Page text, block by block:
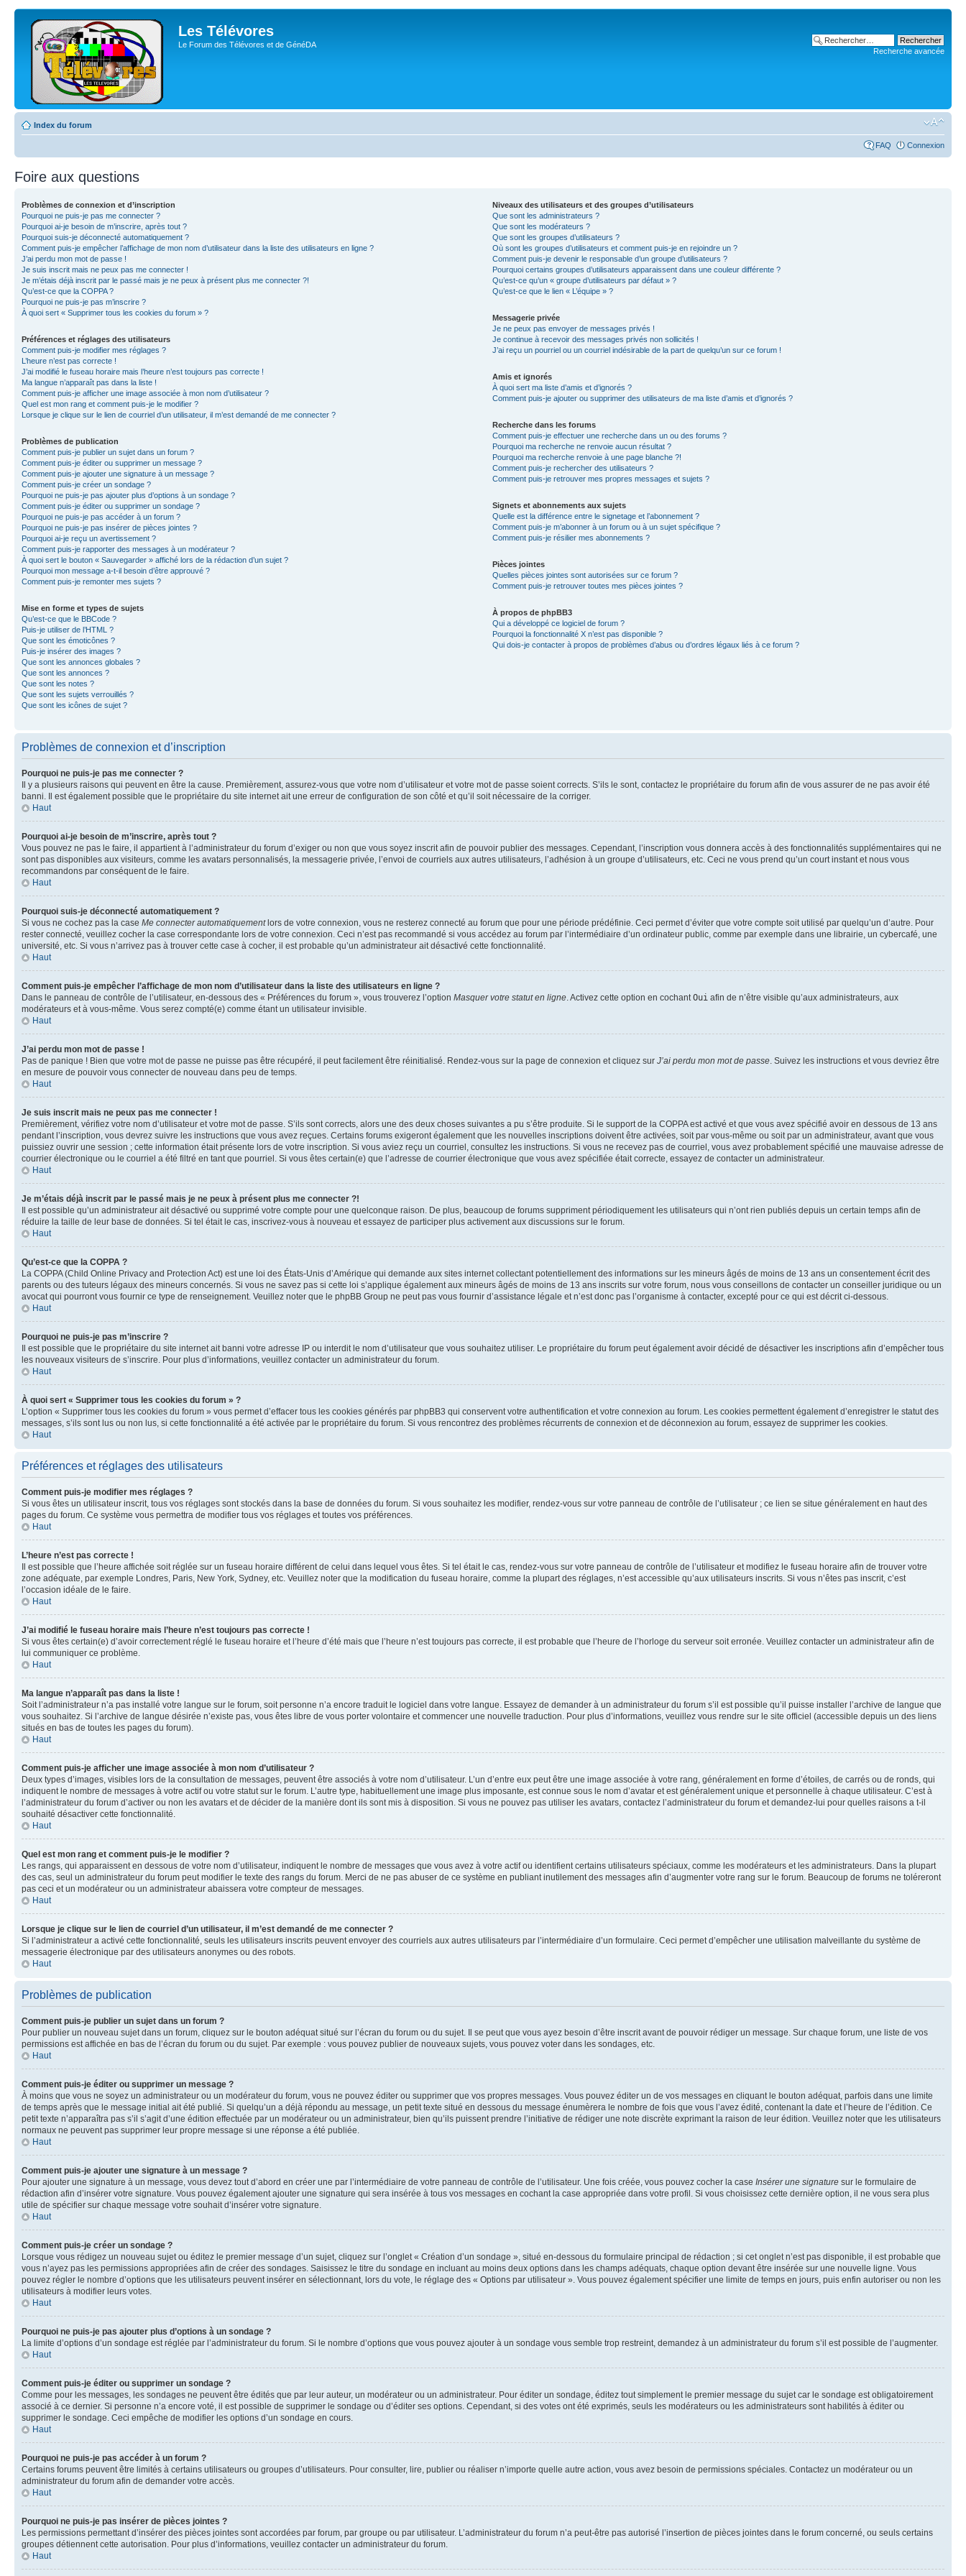
Les Télévores
Le Forum des Télévores et de GénéDA
Recherche avancée
Index du forum
FAQ Connexion
Foire aux questions
Problèmes de connexion et d’inscription
Pourquoi ne puis-je pas me connecter ?
Pourquoi ai-je besoin de m’inscrire, après tout ?
Pourquoi suis-je déconnecté automatiquement ?
Comment puis-je empêcher l’affichage de mon nom d’utilisateur dans la liste des utilisateurs en ligne ?
J’ai perdu mon mot de passe !
Je suis inscrit mais ne peux pas me connecter !
Je m’étais déjà inscrit par le passé mais je ne peux à présent plus me connecter ?!
Qu’est-ce que la COPPA ?
Pourquoi ne puis-je pas m’inscrire ?
À quoi sert « Supprimer tous les cookies du forum » ?
Préférences et réglages des utilisateurs
Comment puis-je modifier mes réglages ?
L’heure n’est pas correcte !
J’ai modifié le fuseau horaire mais l’heure n’est toujours pas correcte !
Ma langue n’apparaît pas dans la liste !
Comment puis-je afficher une image associée à mon nom d’utilisateur ?
Quel est mon rang et comment puis-je le modifier ?
Lorsque je clique sur le lien de courriel d’un utilisateur, il m’est demandé de me connecter ?
Problèmes de publication
Comment puis-je publier un sujet dans un forum ?
Comment puis-je éditer ou supprimer un message ?
Comment puis-je ajouter une signature à un message ?
Comment puis-je créer un sondage ?
Pourquoi ne puis-je pas ajouter plus d’options à un sondage ?
Comment puis-je éditer ou supprimer un sondage ?
Pourquoi ne puis-je pas accéder à un forum ?
Pourquoi ne puis-je pas insérer de pièces jointes ?
Pourquoi ai-je reçu un avertissement ?
Comment puis-je rapporter des messages à un modérateur ?
À quoi sert le bouton « Sauvegarder » affiché lors de la rédaction d’un sujet ?
Pourquoi mon message a-t-il besoin d’être approuvé ?
Comment puis-je remonter mes sujets ?
Mise en forme et types de sujets
Qu’est-ce que le BBCode ?
Puis-je utiliser de l’HTML ?
Que sont les émoticônes ?
Puis-je insérer des images ?
Que sont les annonces globales ?
Que sont les annonces ?
Que sont les notes ?
Que sont les sujets verrouillés ?
Que sont les icônes de sujet ?
Niveaux des utilisateurs et des groupes d’utilisateurs
Que sont les administrateurs ?
Que sont les modérateurs ?
Que sont les groupes d’utilisateurs ?
Où sont les groupes d’utilisateurs et comment puis-je en rejoindre un ?
Comment puis-je devenir le responsable d’un groupe d’utilisateurs ?
Pourquoi certains groupes d’utilisateurs apparaissent dans une couleur différente ?
Qu’est-ce qu’un « groupe d’utilisateurs par défaut » ?
Qu’est-ce que le lien « L’équipe » ?
Messagerie privée
Je ne peux pas envoyer de messages privés !
Je continue à recevoir des messages privés non sollicités !
J’ai reçu un pourriel ou un courriel indésirable de la part de quelqu’un sur ce forum !
Amis et ignorés
À quoi sert ma liste d’amis et d’ignorés ?
Comment puis-je ajouter ou supprimer des utilisateurs de ma liste d’amis et d’ignorés ?
Recherche dans les forums
Comment puis-je effectuer une recherche dans un ou des forums ?
Pourquoi ma recherche ne renvoie aucun résultat ?
Pourquoi ma recherche renvoie à une page blanche ?!
Comment puis-je rechercher des utilisateurs ?
Comment puis-je retrouver mes propres messages et sujets ?
Signets et abonnements aux sujets
Quelle est la différence entre le signetage et l’abonnement ?
Comment puis-je m’abonner à un forum ou à un sujet spécifique ?
Comment puis-je résilier mes abonnements ?
Pièces jointes
Quelles pièces jointes sont autorisées sur ce forum ?
Comment puis-je retrouver toutes mes pièces jointes ?
À propos de phpBB3
Qui a développé ce logiciel de forum ?
Pourquoi la fonctionnalité X n’est pas disponible ?
Qui dois-je contacter à propos de problèmes d’abus ou d’ordres légaux liés à ce forum ?
Problèmes de connexion et d’inscription
Pourquoi ne puis-je pas me connecter ?
Il y a plusieurs raisons qui peuvent en être la cause. Premièrement, assurez-vous que votre nom d’utilisateur et votre mot de passe soient corrects. S’ils le sont, contactez le propriétaire du forum afin de vous assurer de ne pas avoir été
banni. Il est également possible que le propriétaire du site internet ait une erreur de configuration de son côté et qu’il soit nécessaire de la corriger.
Haut
Pourquoi ai-je besoin de m’inscrire, après tout ?
Vous pouvez ne pas le faire, il appartient à l’administrateur du forum d’exiger ou non que vous soyez inscrit afin de pouvoir publier des messages. Cependant, l’inscription vous donnera accès à des fonctionnalités supplémentaires qui ne
sont pas disponibles aux visiteurs, comme les avatars personnalisés, la messagerie privée, l’envoi de courriels aux autres utilisateurs, l’adhésion à un groupe d’utilisateurs, etc. Ceci ne vous prend qu’un court instant et nous vous
recommandons par conséquent de le faire.
Haut
Pourquoi suis-je déconnecté automatiquement ?
Si vous ne cochez pas la case Me connecter automatiquementlors de votre connexion, vous ne resterez connecté au forum que pour une période prédéfinie. Ceci permet d’éviter que votre compte soit utilisé par quelqu’un d’autre. Pour
rester connecté, veuillez cocher la case correspondante lors de votre connexion. Ceci n’est pas recommandé si vous accédez au forum par l’intermédiaire d’un ordinateur public, comme par exemple dans une librairie, un cybercafé, une
université, etc. Si vous n’arrivez pas à trouver cette case à cocher, il est probable qu’un administrateur ait désactivé cette fonctionnalité.
Haut
Comment puis-je empêcher l’affichage de mon nom d’utilisateur dans la liste des utilisateurs en ligne ?
Dans le panneau de contrôle de l’utilisateur, en-dessous des « Préférences du forum », vous trouverez l’option Masquer votre statut en ligne. Activez cette option en cochantOui afin de n’être visible qu’aux administrateurs, aux
modérateurs et à vous-même. Vous serez compté(e) comme étant un utilisateur invisible.
Haut
J’ai perdu mon mot de passe !
Pas de panique ! Bien que votre mot de passe ne puisse pas être récupéré, il peut facilement être réinitialisé. Rendez-vous sur la page de connexion et cliquez sur J’ai perdu mon mot de passe. Suivez les instructions et vous devriez être
en mesure de pouvoir vous connecter de nouveau dans peu de temps.
Haut
Je suis inscrit mais ne peux pas me connecter !
Premièrement, vérifiez votre nom d’utilisateur et votre mot de passe. S’ils sont corrects, alors une des deux choses suivantes a pu s’être produite. Si le support de la COPPA est activé et que vous avez spécifié avoir en dessous de 13 ans
pendant l’inscription, vous devrez suivre les instructions que vous avez reçues. Certains forums exigeront également que les nouvelles inscriptions doivent être activées, soit par vous-même ou soit par un administrateur, avant que vous
puissiez ouvrir une session ; cette information était présente lors de votre inscription. Si vous aviez reçu un courriel, consultez les instructions. Si vous ne recevez pas de courriel, vous avez probablement spécifié une mauvaise adresse de
courrier électronique ou le courriel a été filtré en tant que pourriel. Si vous êtes certain(e) que l’adresse de courrier électronique que vous avez spécifiée était correcte, essayez de contacter un administrateur.
Haut
Je m’étais déjà inscrit par le passé mais je ne peux à présent plus me connecter ?!
Il est possible qu’un administrateur ait désactivé ou supprimé votre compte pour une quelconque raison. De plus, beaucoup de forums suppriment périodiquement les utilisateurs qui n’ont rien publiés depuis un certain temps afin de
réduire la taille de leur base de données. Si tel était le cas, inscrivez-vous à nouveau et essayez de participer plus activement aux discussions sur le forum.
Haut
Qu’est-ce que la COPPA ?
La COPPA (Child Online Privacy and Protection Act) est une loi des États-Unis d’Amérique qui demande aux sites internet collectant potentiellement des informations sur les mineurs âgés de moins de 13 ans un consentement écrit des
parents ou des tuteurs légaux des mineurs concernés. Si vous ne savez pas si cette loi s’applique également aux mineurs âgés de moins de 13 ans inscrits sur votre forum, nous vous conseillons de contacter un conseiller juridique ou un
avocat qui pourront vous fournir ce type de renseignement. Veuillez noter que le phpBB Group ne peut pas vous fournir d’assistance légale et n’est donc pas l’organisme à contacter, excepté pour ce qui est décrit ci-dessous.
Haut
Pourquoi ne puis-je pas m’inscrire ?
Il est possible que le propriétaire du site internet ait banni votre adresse IP ou interdit le nom d’utilisateur que vous souhaitez utiliser. Le propriétaire du forum peut également avoir décidé de désactiver les inscriptions afin d’empêcher tous
les nouveaux visiteurs de s’inscrire. Pour plus d’informations, veuillez contacter un administrateur du forum.
Haut
À quoi sert « Supprimer tous les cookies du forum » ?
L’option « Supprimer tous les cookies du forum » vous permet d’effacer tous les cookies générés par phpBB3 qui conservent votre authentification et votre connexion au forum. Les cookies permettent également d’enregistrer le statut des
messages, s’ils sont lus ou non lus, si cette fonctionnalité a été activée par le propriétaire du forum. Si vous rencontrez des problèmes récurrents de connexion et de déconnexion au forum, essayez de supprimer les cookies.
Haut
Préférences et réglages des utilisateurs
Comment puis-je modifier mes réglages ?
Si vous êtes un utilisateur inscrit, tous vos réglages sont stockés dans la base de données du forum. Si vous souhaitez les modifier, rendez-vous sur votre panneau de contrôle de l’utilisateur ; ce lien se situe généralement en haut des
pages du forum. Ce système vous permettra de modifier tous vos réglages et toutes vos préférences.
Haut
L’heure n’est pas correcte !
Il est possible que l’heure affichée soit réglée sur un fuseau horaire différent de celui dans lequel vous êtes. Si tel était le cas, rendez-vous sur votre panneau de contrôle de l’utilisateur et modifiez le fuseau horaire afin de trouver votre
zone adéquate, par exemple Londres, Paris, New York, Sydney, etc. Veuillez noter que la modification du fuseau horaire, comme la plupart des réglages, n’est accessible qu’aux utilisateurs inscrits. Si vous n’êtes pas inscrit, c’est
l’occasion idéale de le faire.
Haut
J’ai modifié le fuseau horaire mais l’heure n’est toujours pas correcte !
Si vous êtes certain(e) d’avoir correctement réglé le fuseau horaire et l’heure d’été mais que l’heure n’est toujours pas correcte, il est probable que l’heure de l’horloge du serveur soit erronée. Veuillez contacter un administrateur afin de
lui communiquer ce problème.
Haut
Ma langue n’apparaît pas dans la liste !
Soit l’administrateur n’a pas installé votre langue sur le forum, soit personne n’a encore traduit le logiciel dans votre langue. Essayez de demander à un administrateur du forum s’il est possible qu’il puisse installer l’archive de langue que
vous souhaitez. Si l’archive de langue désirée n’existe pas, vous êtes libre de vous porter volontaire et commencer une nouvelle traduction. Pour plus d’informations, veuillez vous rendre sur le site officiel (accessible depuis un des liens
situés en bas de toutes les pages du forum).
Haut
Comment puis-je afficher une image associée à mon nom d’utilisateur ?
Deux types d’images, visibles lors de la consultation de messages, peuvent être associés à votre nom d’utilisateur. L’un d’entre eux peut être une image associée à votre rang, généralement en forme d’étoiles, de carrés ou de ronds, qui
indiquent le nombre de messages à votre actif ou votre statut sur le forum. L’autre type, habituellement une image plus imposante, est connue sous le nom d’avatar et est généralement unique et personnelle à chaque utilisateur. C’est à
l’administrateur du forum d’activer ou non les avatars et de décider de la manière dont ils sont mis à disposition. Si vous ne pouvez pas utiliser les avatars, contactez l’administrateur du forum et demandez-lui pour quelles raisons a t-il
souhaité désactiver cette fonctionnalité.
Haut
Quel est mon rang et comment puis-je le modifier ?
Les rangs, qui apparaissent en dessous de votre nom d’utilisateur, indiquent le nombre de messages que vous avez à votre actif ou identifient certains utilisateurs spéciaux, comme les modérateurs et les administrateurs. Dans la plupart
des cas, seul un administrateur du forum peut modifier le texte des rangs du forum. Merci de ne pas abuser de ce système en publiant inutilement des messages afin d’augmenter votre rang sur le forum. Beaucoup de forums ne toléreront
pas ceci et un modérateur ou un administrateur abaissera votre compteur de messages.
Haut
Lorsque je clique sur le lien de courriel d’un utilisateur, il m’est demandé de me connecter ?
Si l’administrateur a activé cette fonctionnalité, seuls les utilisateurs inscrits peuvent envoyer des courriels aux autres utilisateurs par l’intermédiaire d’un formulaire. Ceci permet d’empêcher une utilisation malveillante du système de
messagerie électronique par des utilisateurs anonymes ou des robots.
Haut
Problèmes de publication
Comment puis-je publier un sujet dans un forum ?
Pour publier un nouveau sujet dans un forum, cliquez sur le bouton adéquat situé sur l’écran du forum ou du sujet. Il se peut que vous ayez besoin d’être inscrit avant de pouvoir rédiger un message. Sur chaque forum, une liste de vos
permissions est affichée en bas de l’écran du forum ou du sujet. Par exemple : vous pouvez publier de nouveaux sujets, vous pouvez voter dans les sondages, etc.
Haut
Comment puis-je éditer ou supprimer un message ?
À moins que vous ne soyez un administrateur ou un modérateur du forum, vous ne pouvez éditer ou supprimer que vos propres messages. Vous pouvez éditer un de vos messages en cliquant le bouton adéquat, parfois dans une limite
de temps après que le message initial ait été publié. Si quelqu’un a déjà répondu au message, un petit texte situé en dessous du message énumèrera le nombre de fois que vous l’avez édité, contenant la date et l’heure de l’édition. Ce
petit texte n’apparaîtra pas s’il s’agit d’une édition effectuée par un modérateur ou un administrateur, bien qu’ils puissent prendre l’initiative de rédiger une note discrète exprimant la raison de leur édition. Veuillez noter que les utilisateurs
normaux ne peuvent pas supprimer leur propre message si une réponse a été publiée.
Haut
Comment puis-je ajouter une signature à un message ?
Pour ajouter une signature à un message, vous devez tout d’abord en créer une par l’intermédiaire de votre panneau de contrôle de l’utilisateur. Une fois créée, vous pouvez cocher la case Insérer une signature sur le formulaire de
rédaction afin d’insérer votre signature. Vous pouvez également ajouter une signature qui sera insérée à tous vos messages en cochant la case appropriée dans votre profil. Si vous choisissez cette dernière option, il ne vous sera plus
utile de spécifier sur chaque message votre souhait d’insérer votre signature.
Haut
Comment puis-je créer un sondage ?
Lorsque vous rédigez un nouveau sujet ou éditez le premier message d’un sujet, cliquez sur l’onglet « Création d’un sondage », situé en-dessous du formulaire principal de rédaction ; si cet onglet n’est pas disponible, il est probable que
vous n’ayez pas les permissions appropriées afin de créer des sondages. Saisissez le titre du sondage en incluant au moins deux options dans les champs adéquats, chaque option devant être insérée sur une nouvelle ligne. Vous
pouvez régler le nombre d’options que les utilisateurs peuvent insérer en sélectionnant, lors du vote, le réglage des « Options par utilisateur ». Vous pouvez également spécifier une limite de temps en jours, puis enfin autoriser ou non les
utilisateurs à modifier leurs votes.
Haut
Pourquoi ne puis-je pas ajouter plus d’options à un sondage ?
La limite d’options d’un sondage est réglée par l’administrateur du forum. Si le nombre d’options que vous pouvez ajouter à un sondage vous semble trop restreint, demandez à un administrateur du forum s’il est possible de l’augmenter.
Haut
Comment puis-je éditer ou supprimer un sondage ?
Comme pour les messages, les sondages ne peuvent être édités que par leur auteur, un modérateur ou un administrateur. Pour éditer un sondage, éditez tout simplement le premier message du sujet car le sondage est obligatoirement
associé à ce dernier. Si personne n’a encore voté, il est possible de supprimer le sondage ou d’éditer ses options. Cependant, si des votes ont été exprimés, seuls les modérateurs ou les administrateurs sont habilités à éditer ou
supprimer le sondage. Ceci empêche de modifier les options d’un sondage en cours.
Haut
Pourquoi ne puis-je pas accéder à un forum ?
Certains forums peuvent être limités à certains utilisateurs ou groupes d’utilisateurs. Pour consulter, lire, publier ou réaliser n’importe quelle autre action, vous avez besoin de permissions spéciales. Contactez un modérateur ou un
administrateur du forum afin de demander votre accès.
Haut
Pourquoi ne puis-je pas insérer de pièces jointes ?
Les permissions permettant d’insérer des pièces jointes sont accordées par forum, par groupe ou par utilisateur. L’administrateur du forum n’a peut-être pas autorisé l’insertion de pièces jointes dans le forum concerné, ou seuls certains
groupes détiennent cette autorisation. Pour plus d’informations, veuillez contacter un administrateur du forum.
Haut